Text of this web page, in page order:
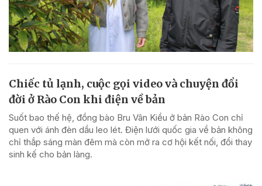
Chiếc tủ lạnh, cuộc gọi video và chuyện đổi
đời ở Rào Con khi điện về bản
Suốt bao thế hệ, đồng bào Bru Vân Kiều ở bản Rào Con chỉ
quen với ánh đèn dầu leo lét. Điện lưới quốc gia về bản không
chỉ thắp sáng màn đêm mà còn mở ra cơ hội kết nối, đổi thay
sinh kế cho bản làng.